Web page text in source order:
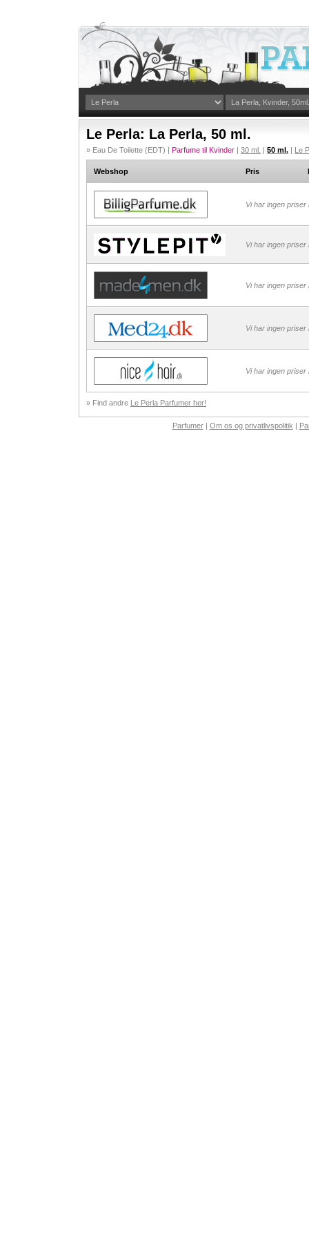
Le Perla: La Perla, 50 ml.
» Eau De Toilette (EDT) | Parfume til Kvinder | 30 ml. | 50 ml. | Le
Webshop Pris
Vi har ingen
Vi har ingen
Vi har ingen
Vi har ingen
Vi har ingen
» Find andre Le Perla Parfumer her!
Parfumer| Om os og privatlivspolitik |